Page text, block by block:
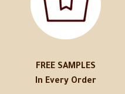
FREE SAMPLES
In Every Order